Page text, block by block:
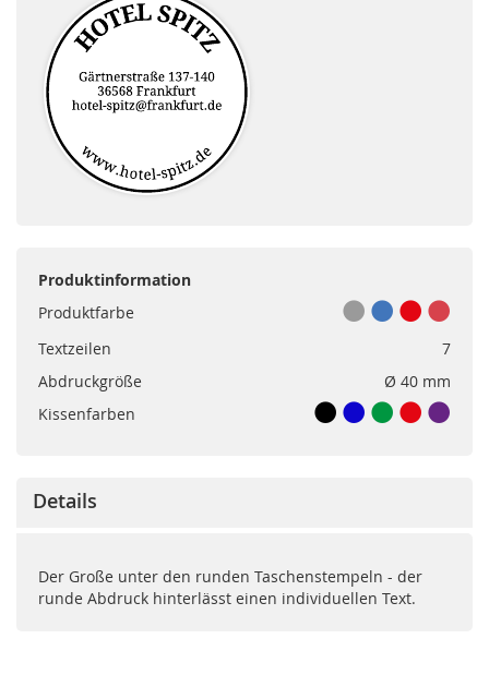
Produktinformation
Produktfarbe
Textzeilen
7
Abdruckgröße
Ø 40 mm
Kissenfarben
Details
Der Große unter den runden Taschenstempeln - der
runde Abdruck hinterlässt einen individuellen Text.